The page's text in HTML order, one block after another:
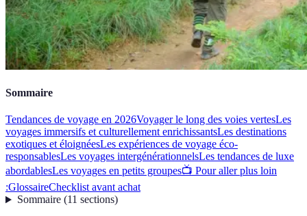
Sommaire
Tendances de voyage en 2026Voyager le long des voies vertesLes
voyages immersifs et culturellement enrichissantsLes destinations
exotiques et éloignéesLes expériences de voyage éco-
responsablesLes voyages intergénérationnelsLes tendances de luxe
abordablesLes voyages en petits groupes📺 Pour aller plus loin
:GlossaireChecklist avant achat
Sommaire(11 sections)